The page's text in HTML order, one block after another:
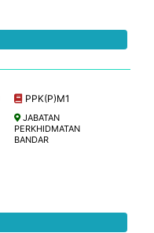
PPK(P)M1
JABATAN
PERKHIDMATAN
BANDAR